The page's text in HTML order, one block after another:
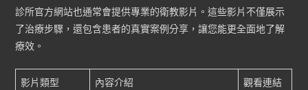
診所官方網站也通常會提供專業的衛教影片。這些影片不僅展示
了治療步驟，還包含患者的真實案例分享，讓您能更全面地了解
療效。
影片類型 內容介紹 觀看連結